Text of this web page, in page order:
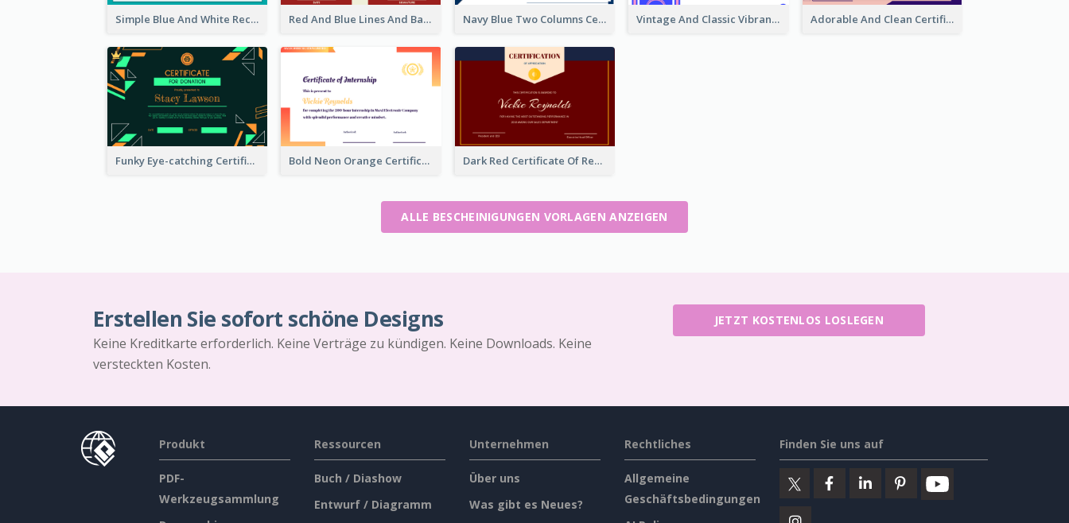
Simple Blue And White Rectangle Certificate Red And Blue Lines And Badge Completion Certificate Navy Blue Two Columns Certificate Design Idea Vintage And Classic Vibrant Certificate Design Ideas Adorable And Clean Certificate Design Ideas
Funky Eye-catching Certificate Design Template Bold Neon Orange Certificate Design For Internship Dark Red Certificate Of Recommendation
ALLE BESCHEINIGUNGEN VORLAGEN ANZEIGEN
Erstellen Sie sofort schöne Designs
Keine Kreditkarte erforderlich. Keine Verträge zu kündigen. Keine Downloads. Keine
versteckten Kosten.
JETZT KOSTENLOS LOSLEGEN
Produkt
PDF-
Werkzeugsammlung
Ressourcen
Buch / Diashow
Entwurf / Diagramm
Unternehmen
Über uns
Was gibt es Neues?
Rechtliches
Allgemeine
Geschäftsbedingungen
Finden Sie uns auf